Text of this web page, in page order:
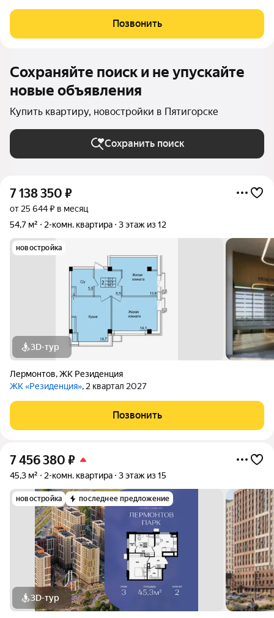
повседневной суете и погрузитесь в атмосферу комфорта,
веселья и отдыха. В 5 минутах ходьбы от
Позвонить
Сохраняйте поиск и не упускайте
новые объявления
Купить квартиру, новостройки в Пятигорске
Сохранить поиск
7 138 350 ₽
от 25 644 ₽ в месяц
54,7 м²
2-комн. квартира 3 этаж из 12
новостройка
3D-тур
Лермонтов,ЖК Резиденция
ЖК «Резиденция», 2 квартал 2027
Позвонить
7 456 380 ₽
45,3 м² 2-комн. квартира 3 этаж из 15
новостройка последнее предложение
3D-тур